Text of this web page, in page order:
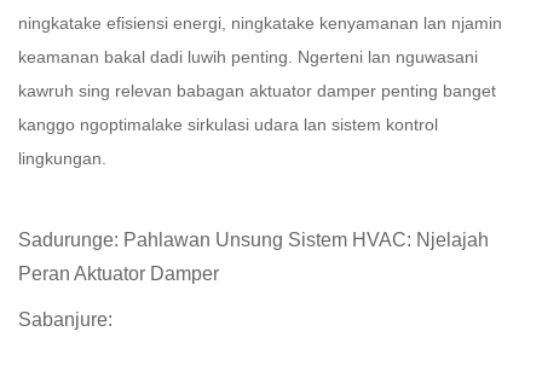
ningkatake efisiensi energi, ningkatake kenyamanan lan njamin
keamanan bakal dadi luwih penting. Ngerteni lan nguwasani
kawruh sing relevan babagan aktuator damper penting banget
kanggo ngoptimalake sirkulasi udara lan sistem kontrol
lingkungan.
Sadurunge: Pahlawan Unsung Sistem HVAC: Njelajah
Peran Aktuator Damper
Sabanjure: